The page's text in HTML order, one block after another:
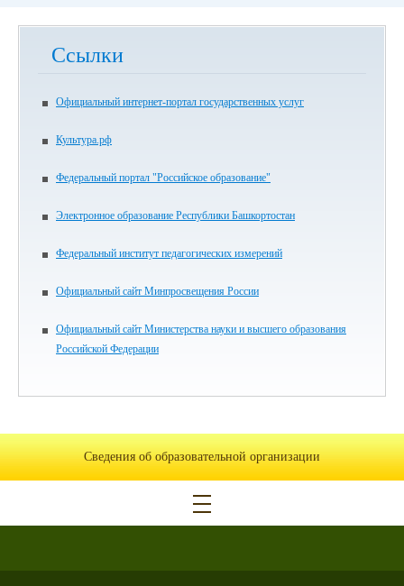
Ссылки
Официальный интернет-портал государственных услуг
Культура.рф
Федеральный портал "Российское образование"
Электронное образование Республики Башкортостан
Федеральный институт педагогических измерений
Официальный сайт Минпросвещения России
Официальный сайт Министерства науки и высшего образования
Российской Федерации
Сведения об образовательной организации